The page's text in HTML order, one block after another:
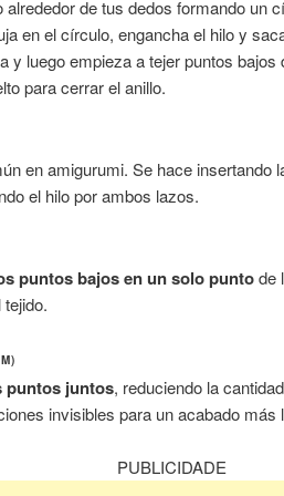
alrededor de tus dedos formando un
en el círculo, engancha el hilo y
y luego empieza a tejer puntos bajos
para cerrar el anillo.
en amigurumi. Se hace insertando
el hilo por ambos lazos.
puntos bajos en un solo puntode
puntos juntos, reduciendo la
invisibles para un acabado más
PUBLICIDADE